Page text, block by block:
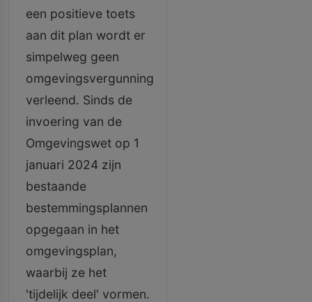
een positieve toets
aan dit plan wordt er
simpelweg geen
omgevingsvergunning
verleend. Sinds de
invoering van de
Omgevingswet op 1
januari 2024 zijn
bestaande
bestemmingsplannen
opgegaan in het
omgevingsplan,
waarbij ze het
'tijdelijk deel' vormen.